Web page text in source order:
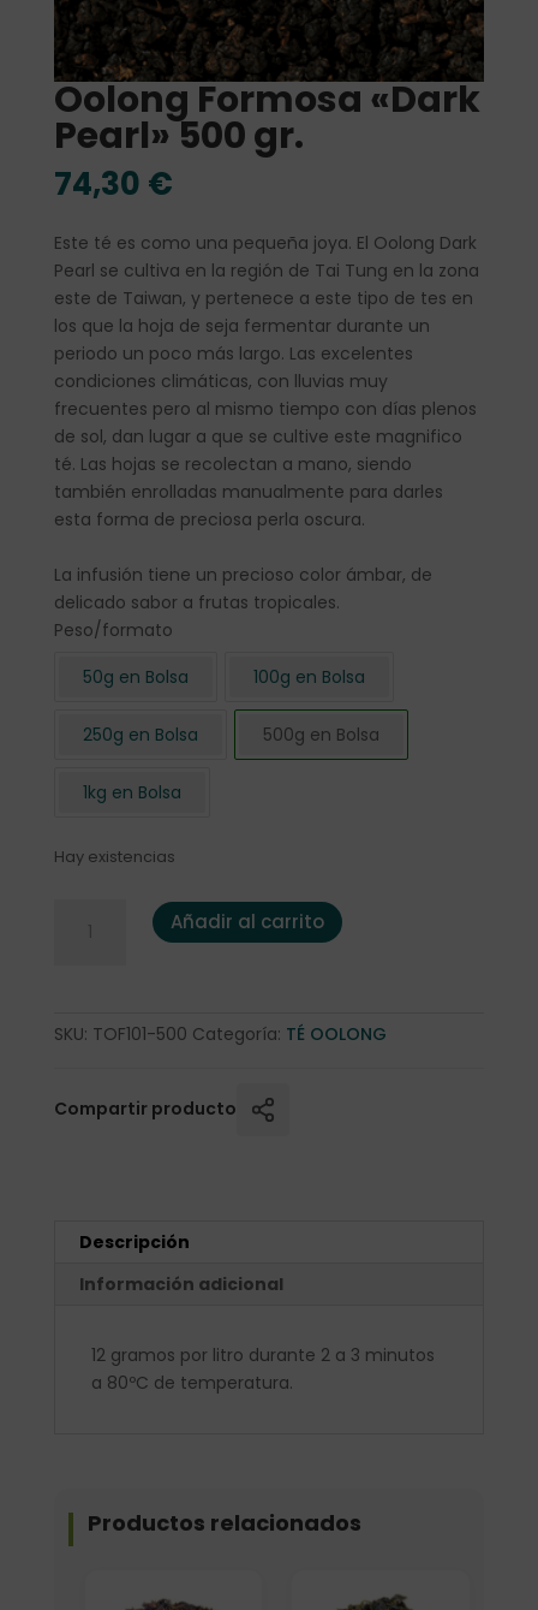
Oolong Formosa «Dark
Pearl» 500 gr.
74,30 €
Este té es como una pequeña joya. El Oolong Dark
Pearl se cultiva en la región de Tai Tung en la zona
este de Taiwan, y pertenece a este tipo de tes en
los que la hoja de seja fermentar durante un
periodo un poco más largo. Las excelentes
condiciones climáticas, con lluvias muy
frecuentes pero al mismo tiempo con días plenos
de sol, dan lugar a que se cultive este magnifico
té. Las hojas se recolectan a mano, siendo
también enrolladas manualmente para darles
esta forma de preciosa perla oscura.
La infusión tiene un precioso color ámbar, de
delicado sabor a frutas tropicales.
Peso/formato
50g en Bolsa
100g en Bolsa
250g en Bolsa 500g en Bolsa
1kg en Bolsa
Hay existencias
Oolong Formosa "Dark Pearl" 500 gr. cantidad
Añadir al carrito
SKU: TOF101-500 Categoría: TÉ OOLONG
Compartir producto
Descripción
Información adicional
12 gramos por litro durante 2 a 3 minutos
a 80ºC de temperatura.
Productos relacionados
Formato Elige: Peso/formato